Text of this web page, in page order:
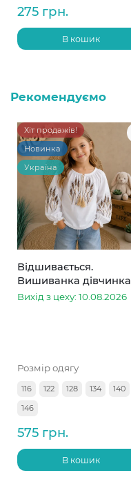
275 грн.
В кошик
Рекомендуємо
Хіт продажів!
Новинка
Україна
Відшивається.
Вишиванка дівчинка
колоски
Вихід з цеху: 10.08.2026
Розмір одягу
116 122 128 134
140
146
575 грн.
В кошик